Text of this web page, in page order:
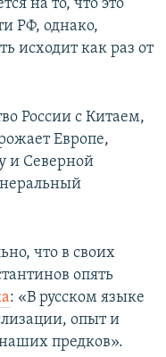
на то, что это
РФ, однако,
исходит как раз от
России с Китаем,
Европе,
и Северной
что в своих
опять
: «В русском языке
опыт и
предков».